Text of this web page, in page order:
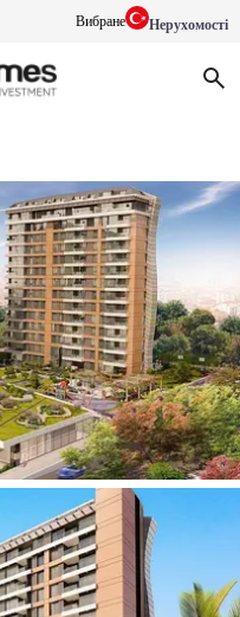
Вибране Нерухомості